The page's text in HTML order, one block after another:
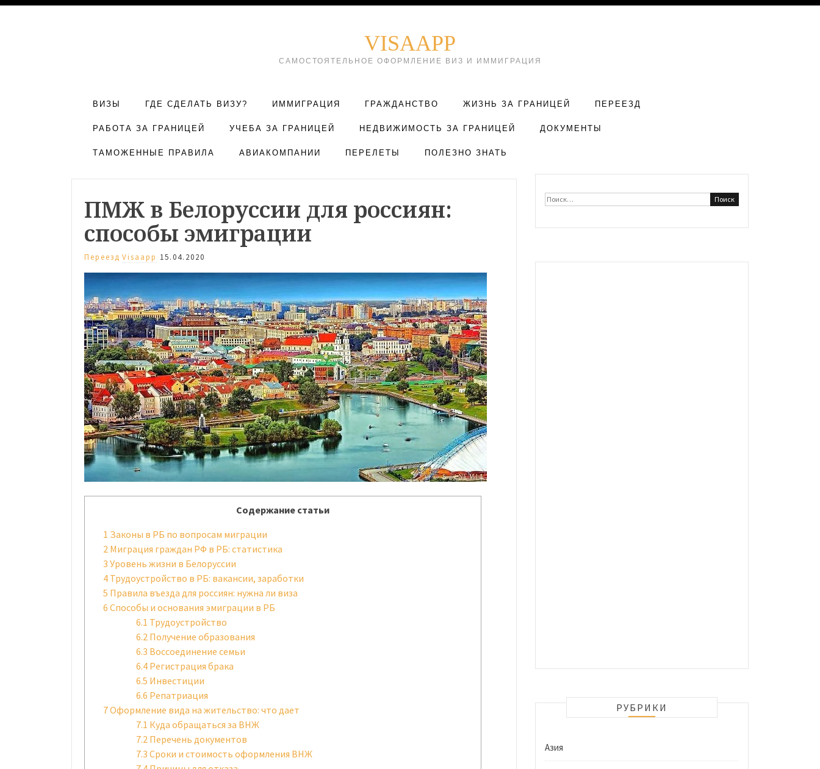
VISAAPP
САМОСТОЯТЕЛЬНОЕ ОФОРМЛЕНИЕ ВИЗ И ИММИГРАЦИЯ
ВИЗЫ ГДЕ СДЕЛАТЬ ВИЗУ? ИММИГРАЦИЯ ГРАЖДАНСТВО ЖИЗНЬ ЗА ГРАНИЦЕЙ ПЕРЕЕЗД
РАБОТА ЗА ГРАНИЦЕЙ УЧЕБА ЗА ГРАНИЦЕЙ НЕДВИЖИМОСТЬ ЗА ГРАНИЦЕЙ ДОКУМЕНТЫ
ТАМОЖЕННЫЕ ПРАВИЛА АВИАКОМПАНИИ ПЕРЕЛЕТЫ ПОЛЕЗНО ЗНАТЬ
ПМЖ в Белоруссии для россиян:
способы эмиграции
Переезд Visaapp 15.04.2020
Содержание статьи
1 Законы в РБ по вопросам миграции
2 Миграция граждан РФ в РБ: статистика
3 Уровень жизни в Белоруссии
4 Трудоустройство в РБ: вакансии, заработки
5 Правила въезда для россиян: нужна ли виза
6 Способы и основания эмиграции в РБ
6.1 Трудоустройство
6.2 Получение образования
6.3 Воссоединение семьи
6.4 Регистрация брака
6.5 Инвестиции
6.6 Репатриация
7Оформление вида на жительство: что дает
7.1 Куда обращаться за ВНЖ
7.2 Перечень документов
7.3 Сроки и стоимость оформления ВНЖ
Найти:
РУБРИКИ
Азия